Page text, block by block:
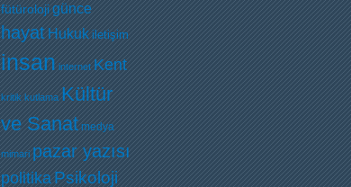
fütürolojigünce
hayatHukuk iletişim
insan internet Kent
kritik kutlama Kültür
ve Sanat medya
mimari pazar yazısı
politikaPsikoloji